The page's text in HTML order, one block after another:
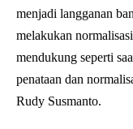
menjadi langganan
melakukan
mendukung seperti
penataan dan
Rudy Susmanto.